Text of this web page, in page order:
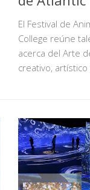
El Festival de
College reúne
acerca del Arte
creativo, artístico